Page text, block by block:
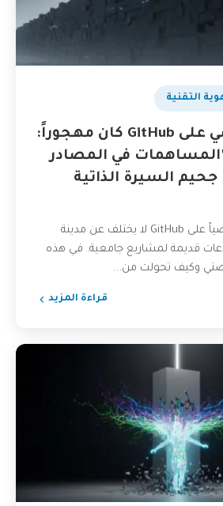
التقنية
ملفي الشخصي على GitHub كان مهجوراً:
في المصادر
السيرة الذاتية
كنتُ أملك ملفاً شخصياً على GitHub لا يختلف عن مدينة
قديمة لمشاريع جامعية. في هذه
وكيف تحولت من...
قراءة المزيد